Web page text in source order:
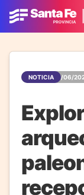
NOTICIA 01/06/